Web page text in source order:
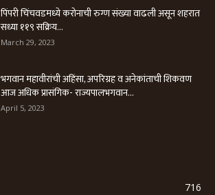
पिंपरी चिंचवडमध्ये करोनाची रुग्ण संख्या वाढली असून शहरात
सध्या ११९ सक्रिय...
March 29, 2023
भगवान महावीरांची अहिंसा, अपरिग्रह व अनेकांताची शिकवण
आज अधिक प्रासंगिक- राज्यपालभगवान...
April 5, 2023
716